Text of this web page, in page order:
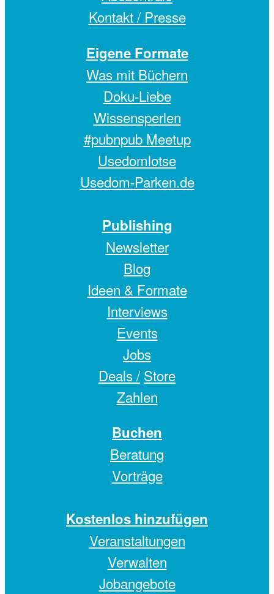
Kontakt / Presse
Eigene Formate
Was mit Büchern
Doku-Liebe
Wissensperlen
#pubnpub Meetup
Usedomlotse
Usedom-Parken.de
Publishing
Newsletter
Blog
Ideen & Formate
Interviews
Events
Jobs
Deals / Store
Zahlen
Buchen
Beratung
Vorträge
Kostenlos hinzufügen
Veranstaltungen
Verwalten
Jobangebote